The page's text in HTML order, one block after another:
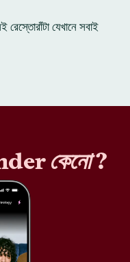
রেস্তোরাঁটা যেখানে সবাই
কেনো?